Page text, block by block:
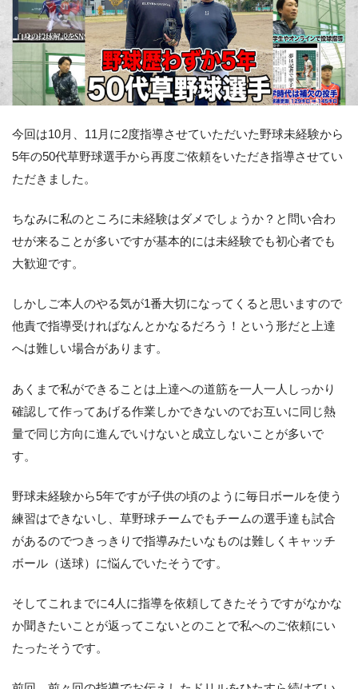
今回は10月、11月に2度指導させていただいた野球未経験から
5年の50代草野球選手から再度ご依頼をいただき指導させてい
ただきました。
ちなみに私のところに未経験はダメでしょうか？と問い合わ
せが来ることが多いですが基本的には未経験でも初心者でも
大歓迎です。
しかしご本人のやる気が1番大切になってくると思いますので
他責で指導受ければなんとかなるだろう！という形だと上達
へは難しい場合があります。
あくまで私ができることは上達への道筋を一人一人しっかり
確認して作ってあげる作業しかできないのでお互いに同じ熱
量で同じ方向に進んでいけないと成立しないことが多いで
す。
野球未経験から5年ですが子供の頃のように毎日ボールを使う
練習はできないし、草野球チームでもチームの選手達も試合
があるのでつきっきりで指導みたいなものは難しくキャッチ
ボール（送球）に悩んでいたそうです。
そしてこれまでに4人に指導を依頼してきたそうですがなかな
か聞きたいことが返ってこないとのことで私へのご依頼にい
たったそうです。